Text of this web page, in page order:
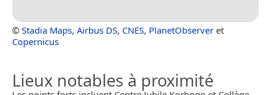
© Stadia Maps, Airbus DS, CNES, PlanetObserver et
Copernicus
Lieux notables à proximité